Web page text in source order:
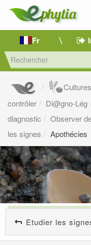
Fr
contrôler
Di@gno-Lég
diagnostic
Observer
les signes
Apothécies
Etudier les